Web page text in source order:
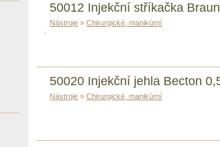
50012 Injekční stříkačka
Nástroje »Chirurgické, manikúrní
50020 Injekční jehla Becton
Nástroje »Chirurgické, manikúrní